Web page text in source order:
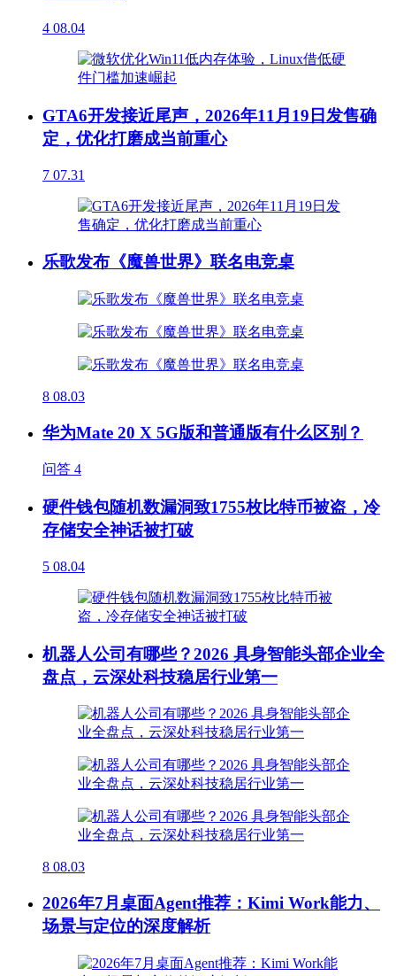
4 08.04
GTA6开发接近尾声，2026年11月19日发售确
定，优化打磨成当前重心
7 07.31
乐歌发布《魔兽世界》联名电竞桌
8 08.03
华为Mate 20 X 5G版和普通版有什么区别？
问答 4
硬件钱包随机数漏洞致1755枚比特币被盗，冷
存储安全神话被打破
5 08.04
机器人公司有哪些？2026 具身智能头部企业全
盘点，云深处科技稳居行业第一
8 08.03
2026年7月桌面Agent推荐：Kimi Work能力、
场景与定位的深度解析